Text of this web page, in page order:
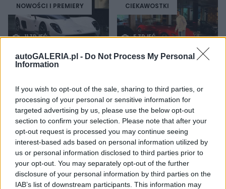
autoGALERIA.pl - Do Not Process My Personal
Information
If you wish to opt-out of the sale, sharing to third parties, or
processing of your personal or sensitive information for
targeted advertising by us, please use the below opt-out
section to confirm your selection. Please note that after your
opt-out request is processed you may continue seeing
interest-based ads based on personal information utilized by
us or personal information disclosed to third parties prior to
your opt-out. You may separately opt-out of the further
disclosure of your personal information by third parties on the
IAB’s list of downstream participants. This information may
NOWOŚCI I PREMIERY
11 ZDJĘĆ
Była Ultima, jest
chwytliwa, ale napęd
będzie zacny
Marcin Napieraj
CIEKAWOSTKI
5 ZDJĘĆ
zdjęciach. Cristiano
Ronaldo pokazał kawałek
swojego garażu
Piotr Zajt